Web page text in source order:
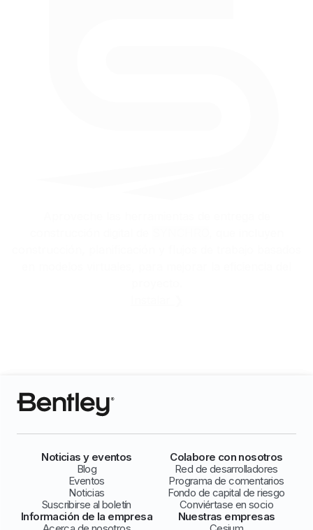
Noticias y eventos
Blog
Eventos
Noticias
Suscribirse al boletín
Colabore con nosotros
Red de desarrolladores
Programa de comentarios
Fondo de capital de riesgo
Conviértase en socio
Información de la empresa
Nuestras empresas